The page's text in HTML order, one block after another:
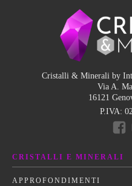
Cristalli & Minerali by
Via A.
16121
P.IVA:
CRISTALLI E MINERALI
APPROFONDIMENTI